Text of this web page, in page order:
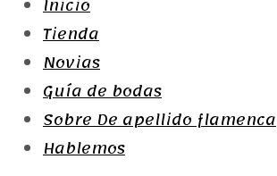
Tienda
Novias
Guía de bodas
Sobre De apellido flamenca
Hablemos